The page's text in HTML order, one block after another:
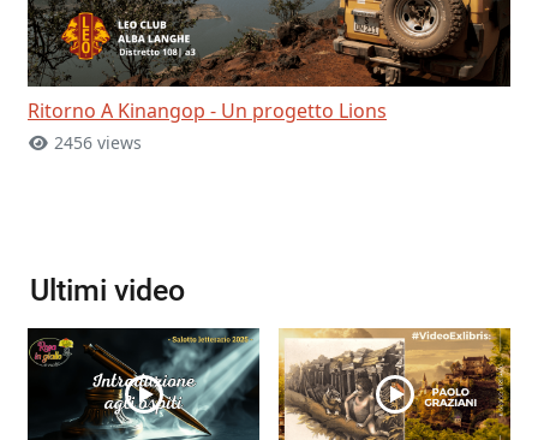
Ritorno A Kinangop - Un progetto Lions
2456 views
Ultimi video